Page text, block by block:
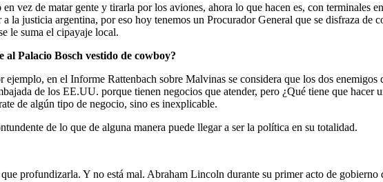
vez de matar gente y tirarla por los aviones, ahora lo que hacen es, con terminales
la justicia argentina, por eso hoy tenemos un Procurador General que se disfraza de
le suma el cipayaje local.
Palacio Bosch vestido de cowboy?
en el Informe Rattenbach sobre Malvinas se considera que los dos
de los EE.UU. porque tienen negocios que atender, pero ¿Qué tiene que hacer
de algún tipo de negocio, sino es inexplicable.
de lo que de alguna manera puede llegar a ser la política en su totalidad.
profundizarla. Y no está mal. Abraham Lincoln durante su primer acto de gobierno